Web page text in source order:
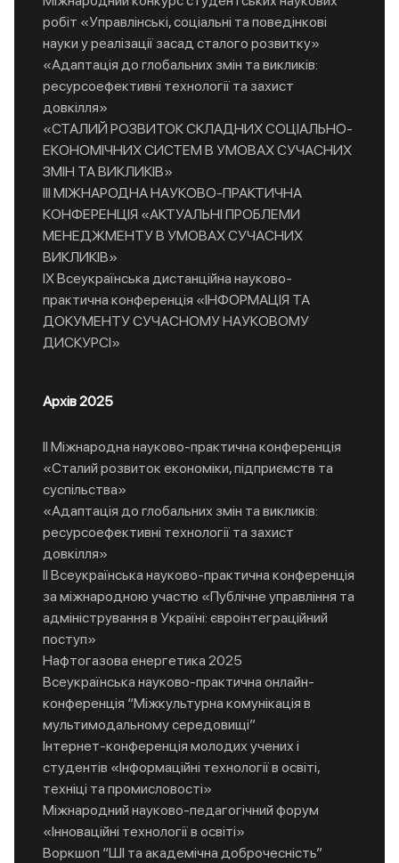
робіт «Управлінські, соціальні та поведінкові
науки у реалізації засад сталого розвитку»
«Адаптація до глобальних змін та викликів:
ресурсоефективні технології та захист
довкілля»
«СТАЛИЙ РОЗВИТОК СКЛАДНИХ СОЦІАЛЬНО-
ЕКОНОМІЧНИХ СИСТЕМ В УМОВАХ СУЧАСНИХ
ЗМІН ТА ВИКЛИКІВ»
IIІ МІЖНАРОДНА НАУКОВО-ПРАКТИЧНА
КОНФЕРЕНЦІЯ «АКТУАЛЬНІ ПРОБЛЕМИ
МЕНЕДЖМЕНТУ В УМОВАХ СУЧАСНИХ
ВИКЛИКІВ»
IX Всеукраїнська дистанційна науково-
практична конференція «ІНФОРМАЦІЯ ТА
ДОКУМЕНТУ СУЧАСНОМУ НАУКОВОМУ
ДИСКУРСІ»
Архів 2025
ІІ Міжнародна науково-практична конференція
«Сталий розвиток економіки, підприємств та
суспільства»
«Адаптація до глобальних змін та викликів:
ресурсоефективні технології та захист
довкілля»
ІІ Всеукраїнська науково-практична конференція
за міжнародною участю «Публічне управління та
адміністрування в Україні: євроінтеграційний
поступ»
Нафтогазова енергетика 2025
Всеукраїнська науково-практична онлайн-
конференція “Міжкультурна комунікація в
мультимодальному середовищі”
Інтернет-конференція молодих учених і
студентів «Інформаційні технології в освіті,
техніці та промисловості»
Міжнародний науково-педагогічний форум
«Інноваційні технології в освіті»
Воркшоп “ШІ та академічна доброчесність”